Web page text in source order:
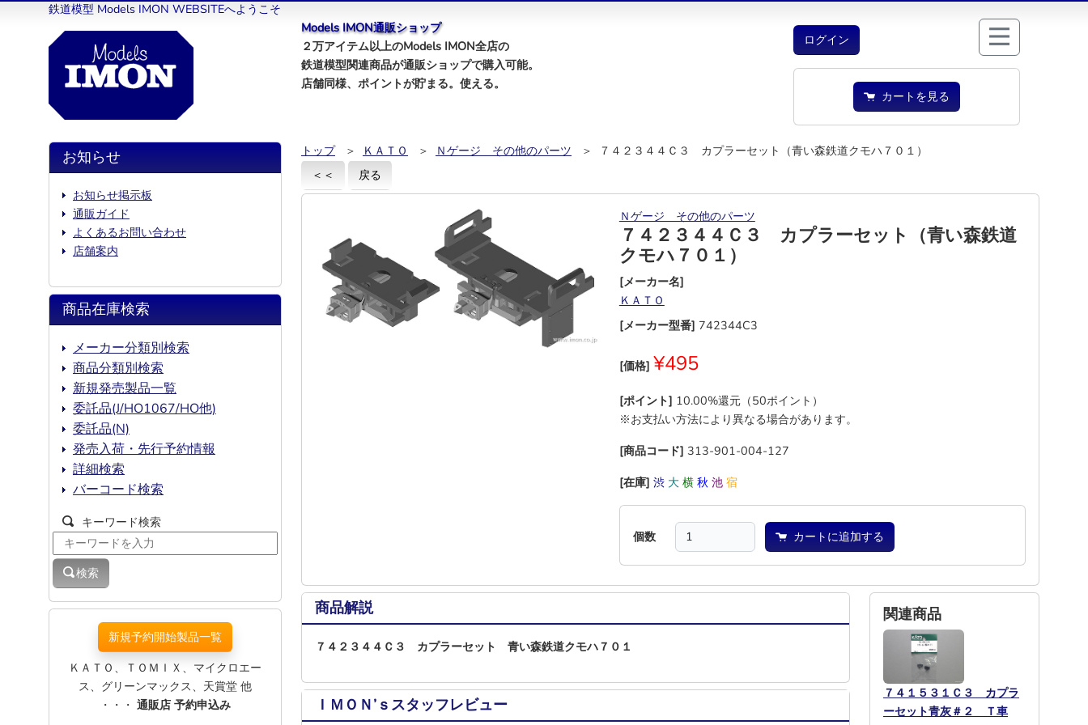
鉄道模型 Models IMON WEBSITEへようこそ
Models IMON通販ショップ
２万アイテム以上のModels IMON全店の
鉄道模型関連商品が通販ショップで購入可能。
店舗同様、ポイントが貯まる。使える。
ログイン
カートを見る
トップ ＞ ＫＡＴＯ ＞ Ｎゲージ その他のパーツ
＞ ７４２３４４Ｃ３ カプラーセット（青い森鉄道クモハ７０１）
＜＜
戻る
Ｎゲージ その他のパーツ
７４２３４４Ｃ３ カプラーセット（青い森鉄道
クモハ７０１）
[メーカー名]
ＫＡＴＯ
[メーカー型番] 742344C3
[価格] ¥495
[ポイント] 10.00%還元（50ポイント）
※お支払い方法により異なる場合があります。
[商品コード] 313-901-004-127
[在庫] 渋 大 横 秋 池 宿
個数 カートに追加する
商品解説
７４２３４４Ｃ３ カプラーセット 青い森鉄道クモハ７０１
ＩＭＯＮ’ｓスタッフレビュー
関連商品
７４１５３１Ｃ３ カプラ
ーセット青灰＃２ Ｔ車
お知らせ
お知らせ掲示板
通販ガイド
よくあるお問い合わせ
店舗案内
商品在庫検索
メーカー分類別検索
商品分類別検索
新規発売製品一覧
委託品(J/HO1067/HO他)
委託品(N)
発売入荷・先行予約情報
詳細検索
バーコード検索
キーワード検索
検索
新規予約開始製品一覧
ＫＡＴＯ、ＴＯＭＩＸ、マイクロエー
ス、グリーンマックス、天賞堂 他
・・・ 通販店 予約申込み